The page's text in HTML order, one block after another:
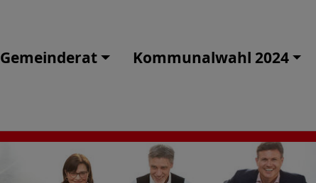
Gemeinderat Kommunalwahl 2024